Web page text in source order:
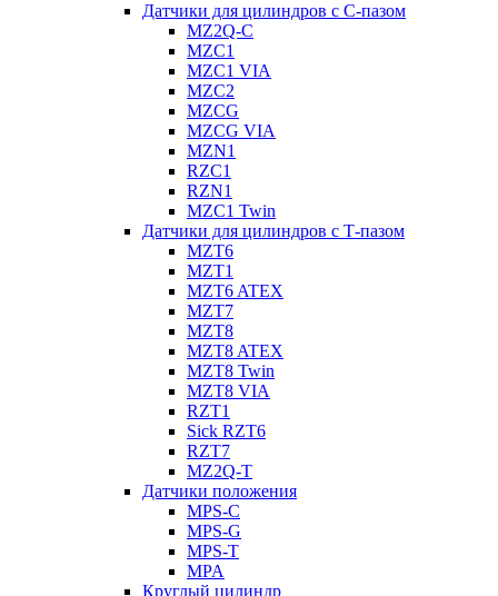
Датчики для цилиндров с С-пазом
MZ2Q-C
MZC1
MZC1 VIA
MZC2
MZCG
MZCG VIA
MZN1
RZC1
RZN1
MZC1 Twin
Датчики для цилиндров с Т-пазом
MZT6
MZT1
MZT6 ATEX
MZT7
MZT8
MZT8 ATEX
MZT8 Twin
MZT8 VIA
RZT1
Sick RZT6
RZT7
MZ2Q-T
Датчики положения
MPS-C
MPS-G
MPS-T
MPA
Круглый цилиндр